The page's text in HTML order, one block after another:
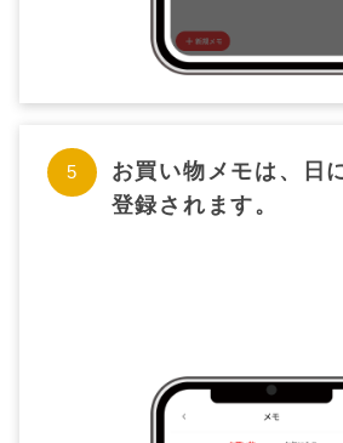
お買い物メモは、日
登録されます。